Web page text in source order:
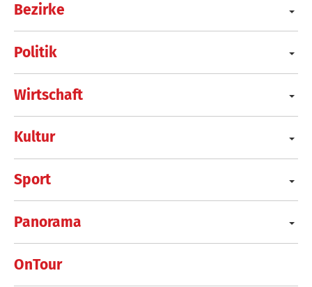
Bezirke
Politik
Wirtschaft
Kultur
Sport
Panorama
OnTour